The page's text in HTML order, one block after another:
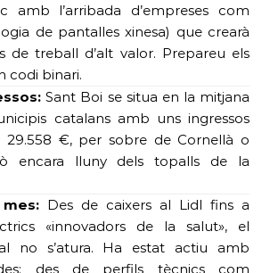
amb l’arribada d’empreses com
de pantalles xinesa) que crearà
de treball d’alt valor. Prepareu els
codi binari.
Sant Boi se situa en la mitjana
catalans amb uns ingressos
€, per sobre de Cornellà o
encara lluny dels topalls de la
Des de caixers al Lidl fins a
«innovadors de la salut», el
no s’atura. Ha estat actiu amb
des de perfils tècnics com